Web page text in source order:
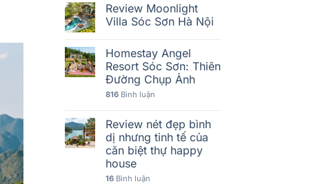
Review Moonlight
Villa Sóc Sơn Hà Nội
Homestay Angel
Resort Sóc Sơn: Thiên
Đường Chụp Ảnh
816Bình luận
Review nét đẹp bình
dị nhưng tinh tế của
căn biệt thự happy
house
16Bình luận